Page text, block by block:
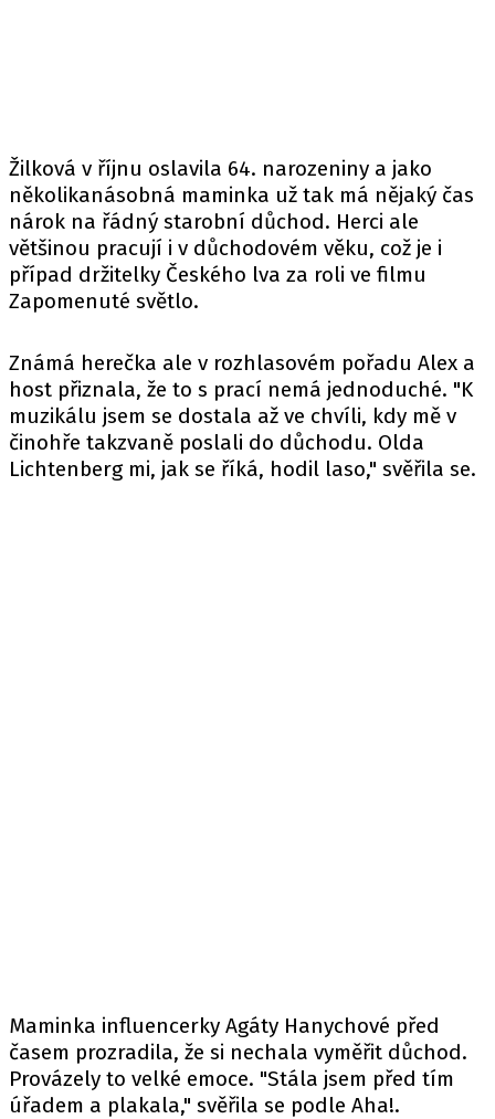
Žilková v říjnu oslavila 64. narozeniny a jako
několikanásobná maminka už tak má nějaký čas
nárok na řádný starobní důchod. Herci ale
většinou pracují i v důchodovém věku, což je i
případ držitelky Českého lva za roli ve filmu
Zapomenuté světlo.
Známá herečka ale v rozhlasovém pořadu Alex a
host přiznala, že to s prací nemá jednoduché. "K
muzikálu jsem se dostala až ve chvíli, kdy mě v
činohře takzvaně poslali do důchodu. Olda
Lichtenberg mi, jak se říká, hodil laso," svěřila se.
Maminka influencerky Agáty Hanychové před
časem prozradila, že si nechala vyměřit důchod.
Provázely to velké emoce. "Stála jsem před tím
úřadem a plakala," svěřila se podle Aha!.